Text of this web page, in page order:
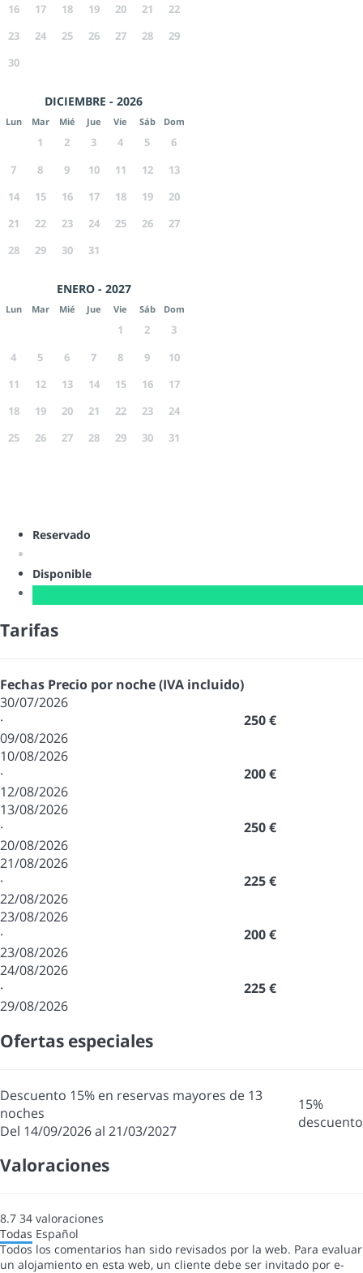
16
17 18 19 20 21
22
23
24 25 26 27 28
29
30
DICIEMBRE - 2026
Lun Mar Mié Jue Vie Sáb Dom
1 2 3 4 5
6
7
8 9 10 11 12
13
14
15 16 17 18 19
20
21
22 23 24 25 26
27
28
29 30 31
ENERO - 2027
Lun Mar Mié Jue Vie Sáb Dom
1 2
3
4
5 6 7 8 9
10
11
12 13 14 15 16
17
18
19 20 21 22 23
24
25
26 27 28 29 30 31
Reservado
Disponible
Tarifas
Fechas Precio por noche (IVA incluido)
30/07/2026
·
09/08/2026
250 €
10/08/2026
·
12/08/2026
200 €
13/08/2026
·
20/08/2026
250 €
21/08/2026
·
22/08/2026
225 €
23/08/2026
·
23/08/2026
200 €
24/08/2026
·
29/08/2026
225 €
Ofertas especiales
Descuento 15% en reservas mayores de 13
noches
Del 14/09/2026 al 21/03/2027
15%
descuento
Valoraciones
8.7 34 valoraciones
Todas Español
Todos los comentarios han sido revisados por la web. Para evaluar
un alojamiento en esta web, un cliente debe ser invitado por e-